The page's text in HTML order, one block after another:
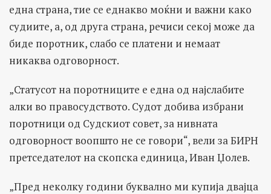
една страна, тие се еднакво моќни и важни како
судиите, а, од друга страна, речиси секој може да
биде поротник, слабо се платени и немаат
никаква одговорност.
„Статусот на поротниците е една од најслабите
алки во правосудството. Судот добива избрани
поротници од Судскиот совет, за нивната
одговорност воопшто не се говори“, вели за БИРН
претседателот на скопска единица, Иван Џолев.
„Пред неколку години буквално ми купија двајца